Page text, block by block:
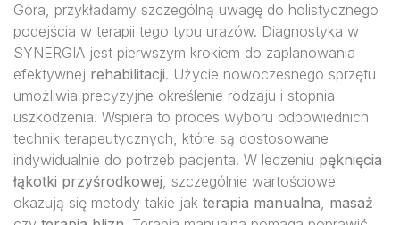
Góra, przykładamy szczególną uwagę do holistycznego
podejścia w terapii tego typu urazów. Diagnostyka w
SYNERGIA jest pierwszym krokiem do zaplanowania
efektywnej rehabilitacji. Użycie nowoczesnego sprzętu
umożliwia precyzyjne określenie rodzaju i stopnia
uszkodzenia. Wspiera to proces wyboru odpowiednich
technik terapeutycznych, które są dostosowane
indywidualnie do potrzeb pacjenta. W leczeniu pęknięcia
łąkotki przyśrodkowej, szczególnie wartościowe
okazują się metody takie jak terapia manualna, masaż